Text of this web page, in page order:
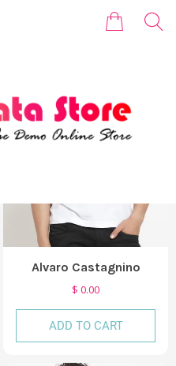
Alvaro Castagnino
$ 0.00
ADD TO CART